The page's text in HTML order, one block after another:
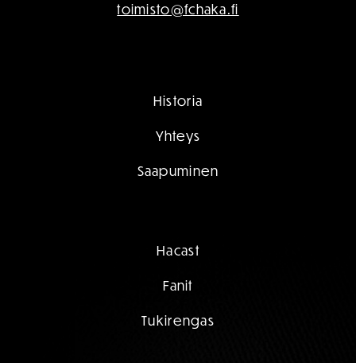
toimisto@fchaka.fi
Historia
Yhteys
Saapuminen
Hacast
Fanit
Tukirengas